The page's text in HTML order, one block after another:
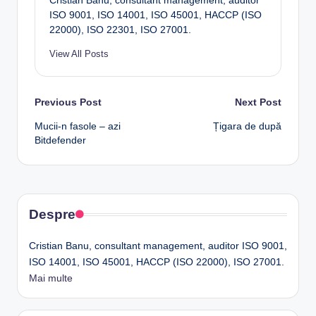
ISO 9001, ISO 14001, ISO 45001, HACCP (ISO
22000), ISO 22301, ISO 27001.
View All Posts
Post
navigation
Previous Post
Mucii-n fasole – azi
Bitdefender
Next Post
Țigara de după
Despre
Cristian Banu, consultant management, auditor ISO 9001,
ISO 14001, ISO 45001, HACCP (ISO 22000), ISO 27001.
Mai multe